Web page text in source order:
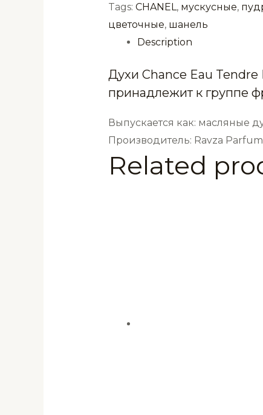
Шанель
Шанс
Тендер
Parfum
6
мл
quantity
Tags: CHANEL, мускусные,
цветочные, шанель
Description
Духи Chance Eau
принадлежит к группе
Выпускается как: масляные
Производитель: Ravza
Related